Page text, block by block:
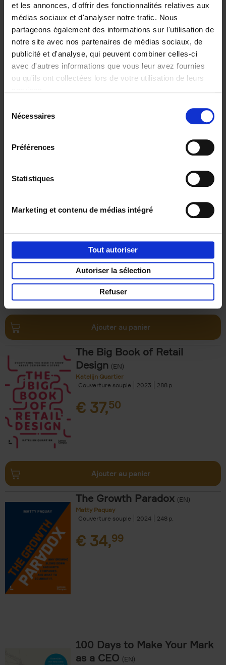
et les annonces, d'offrir des fonctionnalités relatives aux
médias sociaux et d'analyser notre trafic. Nous
partageons également des informations sur l'utilisation de
notre site avec nos partenaires de médias sociaux, de
publicité et d'analyse, qui peuvent combiner celles-ci
avec d'autres informations que vous leur avez fournies
ou qu'ils ont collectées lors de votre utilisation de leurs
Nécessaires
Préférences
Statistiques
Marketing et contenu de médias intégré
Tout autoriser
Autoriser la sélection
Refuser
Ajouter au panier
Reward
Axel Smits
Bart Van den Bussche
Couverture souple
2024 222
The Channel Whisperer (EN)
€29,99
Ajouter au panier
The Big Book of Retail
Design (EN)
Katelijn Quartier
Couverture souple
2023 288
€ 37,50
Ajouter au panier
The Growth Paradox (EN)
Matty Paquay
Couverture souple
2024 248
€ 34,99
100 Days to Make Your Mark
as a CEO (EN)